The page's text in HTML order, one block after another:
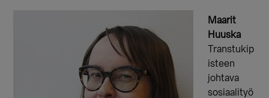
Maarit
Huuska
Transtukip
isteen
johtava
sosiaalityö